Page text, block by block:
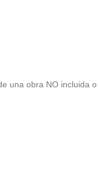
una obra NO incluida